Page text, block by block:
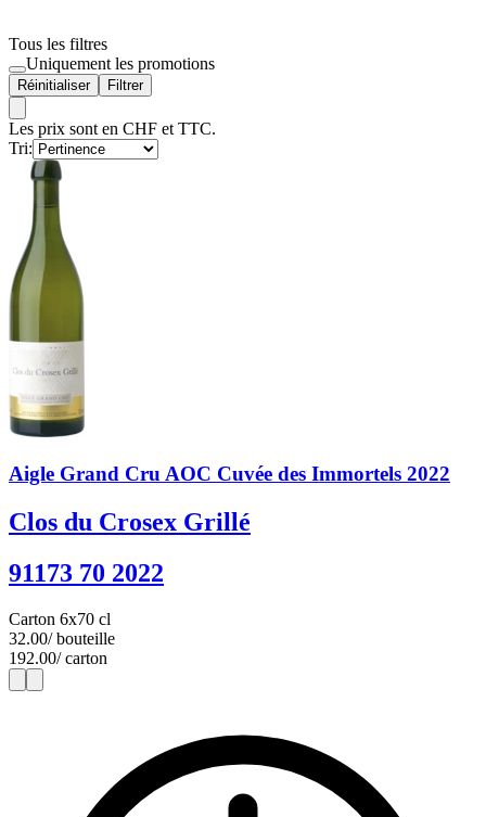
Tous les filtres
Uniquement les promotions
Réinitialiser Filtrer
Les prix sont en CHF et TTC.
Tri:
Aigle Grand Cru AOC Cuvée des Immortels 2022
Clos du Crosex Grillé
91173 70 2022
Carton 6x70 cl
32.00/ bouteille
192.00/ carton
1